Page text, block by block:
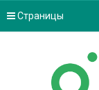
Страницы